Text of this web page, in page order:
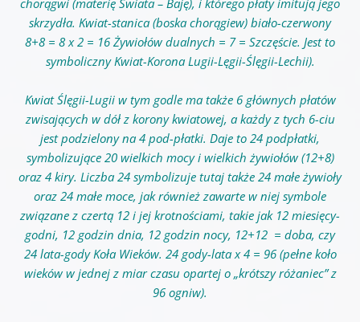
chorągwi (materię Świata – Baję), i którego płaty imitują jego
skrzydła. Kwiat-stanica (boska chorągiew) biało-czerwony
8+8 = 8 x 2 = 16 Żywiołów dualnych = 7 = Szczęście. Jest to
symboliczny Kwiat-Korona Lugii-Lęgii-Ślęgii-Lechii).
Kwiat Ślęgii-Lugii w tym godle ma także 6 głównych płatów
zwisających w dół z korony kwiatowej, a każdy z tych 6-ciu
jest podzielony na 4 pod-płatki. Daje to 24 podpłatki,
symbolizujące 20 wielkich mocy i wielkich żywiołów (12+8)
oraz 4 kiry. Liczba 24 symbolizuje tutaj także 24 małe żywioły
oraz 24 małe moce, jak również zawarte w niej symbole
związane z czertą 12 i jej krotnościami, takie jak 12 miesięcy-
godni, 12 godzin dnia, 12 godzin nocy, 12+12 = doba, czy
24 lata-gody Koła Wieków. 24 gody-lata x 4 = 96 (pełne koło
wieków w jednej z miar czasu opartej o „krótszy różaniec” z
96 ogniw).